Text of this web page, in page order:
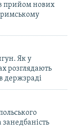
прийом нових
Як у
розглядають
держзраді